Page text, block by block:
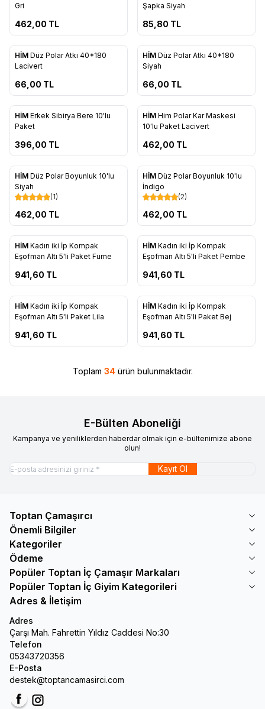
Favorilere Ekle
Gri
462,00 TL
Favorilere Ekle
Şapka Siyah
85,80 TL
Favorilere Ekle
HİM Düz Polar Atkı 40*180
Lacivert
66,00 TL
Favorilere Ekle
Tükendi
HİM Düz Polar Atkı 40*180
Siyah
66,00 TL
Favorilere Ekle
HİM Erkek Sibirya Bere 10'lu
Paket
396,00 TL
Favorilere Ekle
Tükendi
HİM Him Polar Kar Maskesi
10'lu Paket Lacivert
462,00 TL
Favorilere Ekle
HİM Düz Polar Boyunluk 10'lu
Siyah
(1)
462,00 TL
Favorilere Ekle
Tükendi
HİM Düz Polar Boyunluk 10'lu
İndigo
(2)
462,00 TL
Favorilere Ekle
HİM Kadın iki İp Kompak
Eşofman Altı 5'li Paket Füme
941,60 TL
Favorilere Ekle
Tükendi
HİM Kadın iki İp Kompak
Eşofman Altı 5'li Paket Pembe
941,60 TL
Favorilere Ekle
HİM Kadın iki İp Kompak
Eşofman Altı 5'li Paket Lila
941,60 TL
Favorilere Ekle
Tükendi
HİM Kadın iki İp Kompak
Eşofman Altı 5'li Paket Bej
941,60 TL
Toplam 34ürün bulunmaktadır.
E-Bülten Aboneliği
Kampanya ve yeniliklerden haberdar olmak için e-bültenimize abone
olun!
Kayıt Ol
Toptan Çamaşırcı
Önemli Bilgiler
Kategoriler
Ödeme
Popüler Toptan İç Çamaşır Markaları
Popüler Toptan İç Giyim Kategorileri
Adres & İletişim
Adres
Çarşı Mah. Fahrettin Yıldız Caddesi No:30
Telefon
05343720356
E-Posta
destek@toptancamasirci.com
FacebookInstagram